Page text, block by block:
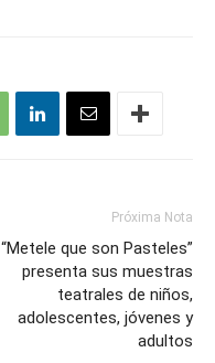
Próxima Nota
“Metele que son Pasteles”
presenta sus muestras
teatrales de niños,
adolescentes, jóvenes y
adultos